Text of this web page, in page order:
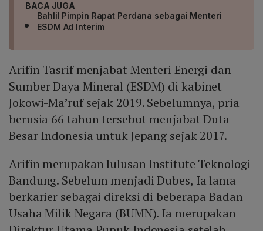
BACA JUGA
Bahlil Pimpin Rapat Perdana sebagai Menteri
ESDM Ad Interim
Arifin Tasrif menjabat Menteri Energi dan
Sumber Daya Mineral (ESDM) di kabinet
Jokowi-Ma’ruf sejak 2019. Sebelumnya, pria
berusia 66 tahun tersebut menjabat Duta
Besar Indonesia untuk Jepang sejak 2017.
Arifin merupakan lulusan Institute Teknologi
Bandung. Sebelum menjadi Dubes, Ia lama
berkarier sebagai direksi di beberapa Badan
Usaha Milik Negara (BUMN). Ia merupakan